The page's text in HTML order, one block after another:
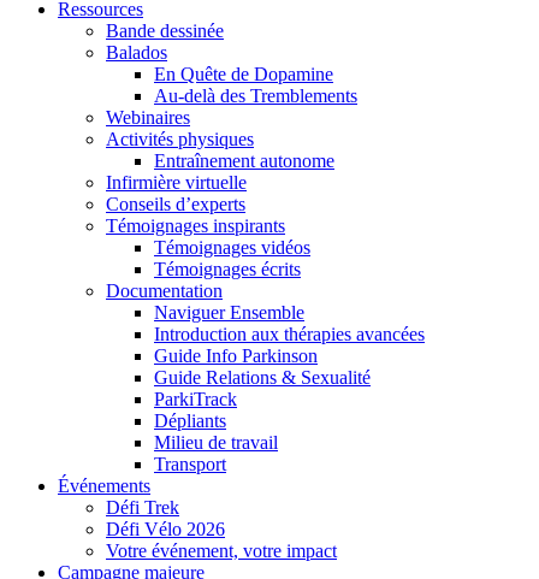
Ressources
Bande dessinée
Balados
En Quête de Dopamine
Au-delà des Tremblements
Webinaires
Activités physiques
Entraînement autonome
Infirmière virtuelle
Conseils d’experts
Témoignages inspirants
Témoignages vidéos
Témoignages écrits
Documentation
Naviguer Ensemble
Introduction aux thérapies avancées
Guide Info Parkinson
Guide Relations & Sexualité
ParkiTrack
Dépliants
Milieu de travail
Transport
Événements
Défi Trek
Défi Vélo 2026
Votre événement, votre impact
Campagne majeure